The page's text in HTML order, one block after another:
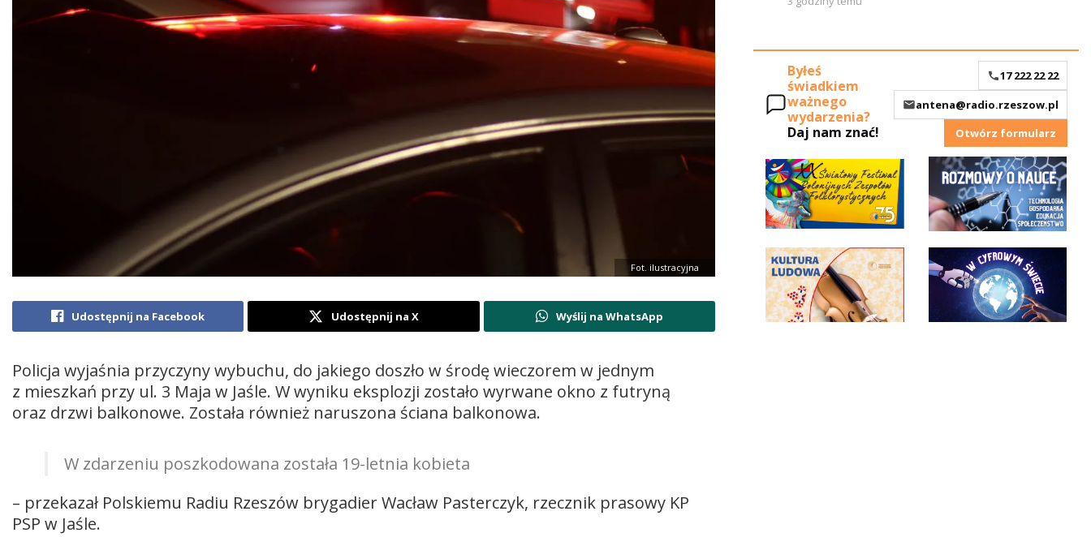
Fot. ilustracyjna
Udostępnij na Facebook Udostępnij na X Wyślij na WhatsApp
Policja wyjaśnia przyczyny wybuchu, do jakiego doszło w środę wieczorem w jednym
z mieszkań przy ul. 3 Maja w Jaśle. W wyniku eksplozji zostało wyrwane okno z futryną
oraz drzwi balkonowe. Została również naruszona ściana balkonowa.
W zdarzeniu poszkodowana została 19-letnia kobieta
– przekazał Polskiemu Radiu Rzeszów brygadier Wacław Pasterczyk, rzecznik prasowy KP
PSP w Jaśle.
Byłeś
świadkiem
ważnego
wydarzenia?
Daj nam znać!
17 222 22 22
antena@radio.rzeszow.pl
Otwórz formularz